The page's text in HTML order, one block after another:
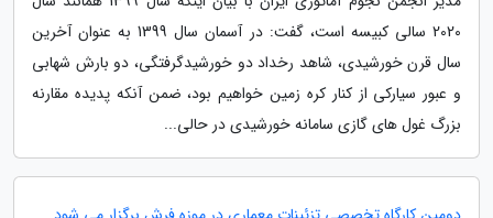
2020 سالی کبیسه است، گفت: در آسمان سال 1399 به عنوان آخرین
سال قرن خورشیدی، شاهد رخداد دو خورشیدگرفتگی، دو بارش شهابی
و عبور سیارکی از کنار کره زمین خواهیم بود، ضمن آنکه پدیده مقارنه
بزرگ غول های گازی سامانه خورشیدی در حالی...